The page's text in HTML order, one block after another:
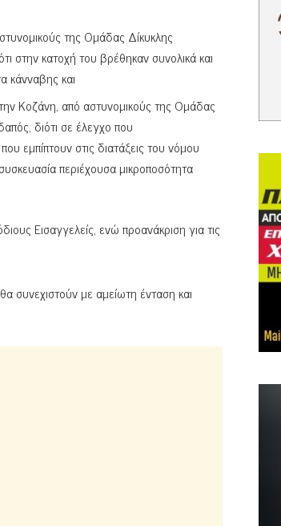
της Ομάδας Δίκυκλης
στην κατοχή του βρέθηκαν συνολικά και
κάνναβης και
Κοζάνη, από αστυνομικούς της Ομάδας
διότι σε έλεγχο που
εμπίπτουν στις διατάξεις του νόμου
περιέχουσα μικροποσότητα
Εισαγγελείς, ενώ προανάκριση για τις
συνεχιστούν με αμείωτη ένταση και